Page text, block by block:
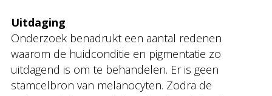
Uitdaging
Onderzoek benadrukt een aantal redenen
waarom de huidconditie en pigmentatie zo
uitdagend is om te behandelen. Er is geen
stamcelbron van melanocyten. Zodra de